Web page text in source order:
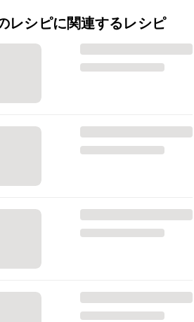
レシピに関連するレシピ